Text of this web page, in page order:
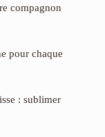
compagnon
pour chaque
: sublimer